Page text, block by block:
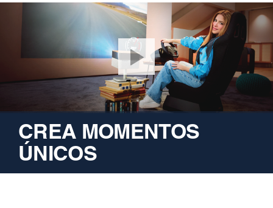
CREA MOMENTOS
ÚNICOS